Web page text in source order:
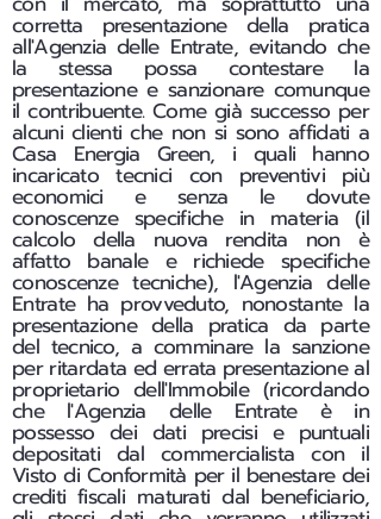
corretta presentazione della pratica
all'Agenzia delle Entrate, evitando che
la stessa possa contestare la
presentazione e sanzionare comunque
il contribuente. Come già successo per
alcuni clienti che non si sono affidati a
Casa Energia Green, i quali hanno
incaricato tecnici con preventivi più
economici e senza le dovute
conoscenze specifiche in materia (il
calcolo della nuova rendita non è
affatto banale e richiede specifiche
conoscenze tecniche), l'Agenzia delle
Entrate ha provveduto, nonostante la
presentazione della pratica da parte
del tecnico, a comminare la sanzione
per ritardata ed errata presentazione al
proprietario dell'Immobile (ricordando
che l'Agenzia delle Entrate è in
possesso dei dati precisi e puntuali
depositati dal commercialista con il
Visto di Conformità per il benestare dei
crediti fiscali maturati dal beneficiario,